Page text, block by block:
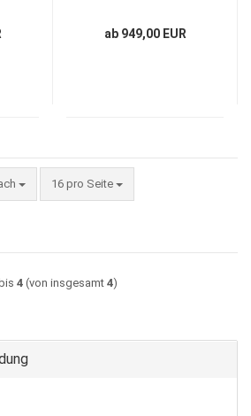
ab 949,00 EUR
16 pro Seite
pro Seite
bis 4(von insgesamt 4)